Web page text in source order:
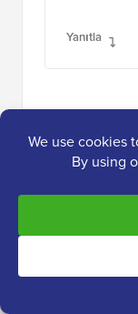
için
açma/
gerek yok.